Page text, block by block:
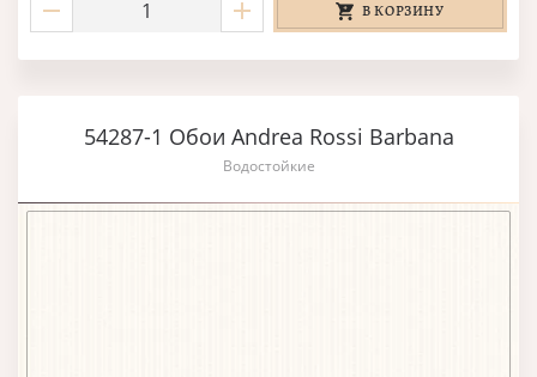
В КОРЗИНУ
54287-1 Обои Andrea Rossi Barbana
Водостойкие